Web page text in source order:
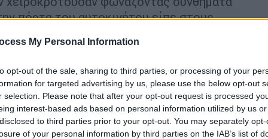
My Personal Information
opt-out of the sale, sharing to third parties, or processing of your
for targeted advertising by us, please use the below opt-out
selection. Please note that after your opt-out request is processed
interest-based ads based on personal information utilized by us
to third parties prior to your opt-out. You may separately
of your personal information by third parties on the IAB’s list of
πόρτα του αυτοκινήτου είπε στους
μία σύντομη δήλωση: «
ημέρα, ίσως πιο δύσκολη κι από
Συμμαχία. Θα συνεδριάσει η Πολιτική
αναφέρουν ότι ενδεχομένως τις
Κεντρική Επιτροπή- γιανα αποφασιστούν
ώστε το κόμμα να προχωρήσει στις